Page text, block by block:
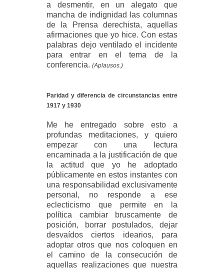
a desmentir, en un alegato que
mancha de indignidad las columnas
de la Prensa derechista, aquellas
afirmaciones que yo hice. Con estas
palabras dejo ventilado el incidente
para entrar en el tema de la
conferencia.(Aplausos.)
Paridad y diferencia de circunstancias entre
1917 y 1930
Me he entregado sobre esto a
profundas meditaciones, y quiero
empezar con una lectura
encaminada a la justificación de que
la actitud que yo he adoptado
públicamente en estos instantes con
una responsabilidad exclusivamente
personal, no responde a ese
eclecticismo que permite en la
política cambiar bruscamente de
posición, borrar postulados, dejar
desvaídos ciertos idearios, para
adoptar otros que nos coloquen en
el camino de la consecución de
aquellas realizaciones que nuestra